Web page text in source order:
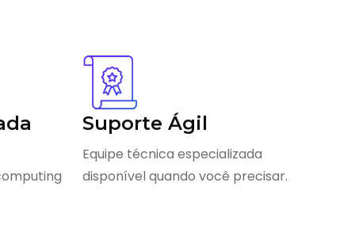
Suporte Ágil
Equipe técnica especializada
disponível quando você precisar.